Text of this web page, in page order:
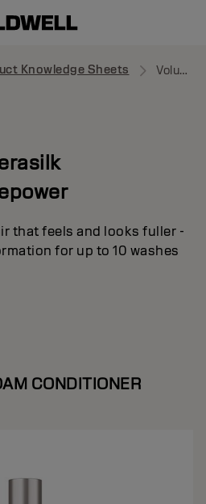
Knowledge Sheets Volume Foam Conditioner
that feels and looks fuller -
for up to 10 washes
CONDITIONER